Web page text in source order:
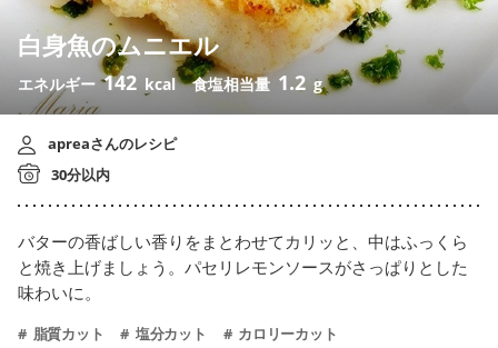
白身魚のムニエル
エネルギー 142 kcal 食塩相当量 1.2 g
apreaさんのレシピ
30分以内
バターの香ばしい香りをまとわせてカリッと、中はふっくら
と焼き上げましょう。パセリレモンソースがさっぱりとした
味わいに。
脂質カット 塩分カット カロリーカット